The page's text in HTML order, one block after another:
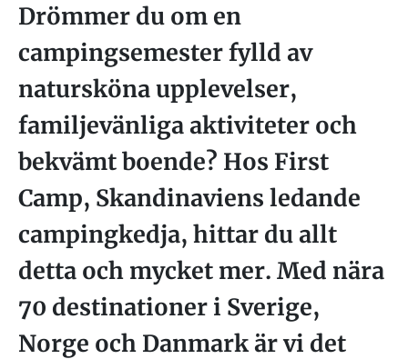
Drömmer du om en
campingsemester fylld av
natursköna upplevelser,
familjevänliga aktiviteter och
bekvämt boende? Hos First
Camp, Skandinaviens ledande
campingkedja, hittar du allt
detta och mycket mer. Med nära
70 destinationer i Sverige,
Norge och Danmark är vi det